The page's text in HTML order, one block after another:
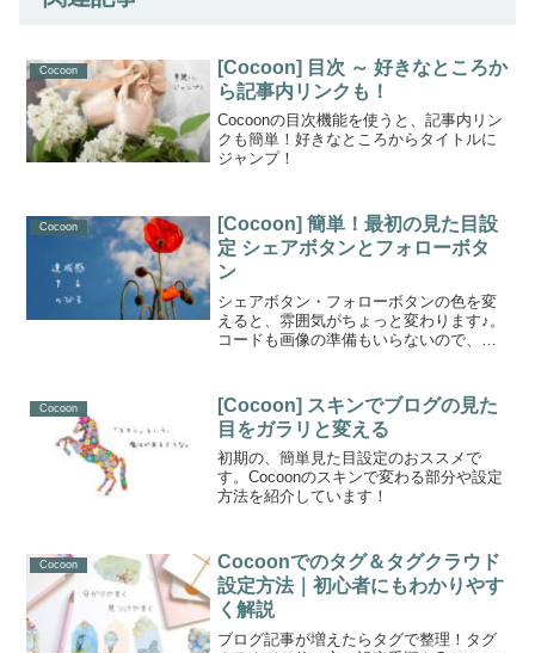
Cocoon
[Cocoon] 目次 ～ 好きなところか
ら記事内リンクも！
Cocoonの目次機能を使うと、記事内リン
クも簡単！好きなところからタイトルに
ジャンプ！
Cocoon
[Cocoon] 簡単！最初の見た目設
定 シェアボタンとフォローボタ
ン
シェアボタン・フォローボタンの色を変
えると、雰囲気がちょっと変わります♪。
コードも画像の準備もいらないので、最
Cocoon
[Cocoon] スキンでブログの見た
目をガラリと変える
初期の、簡単見た目設定のおススメで
す。Cocoonのスキンで変わる部分や設定
方法を紹介しています！
Cocoon
Cocoonでのタグ＆タグクラウド
設定方法｜初心者にもわかりやす
く解説
ブログ記事が増えたらタグで整理！タグ